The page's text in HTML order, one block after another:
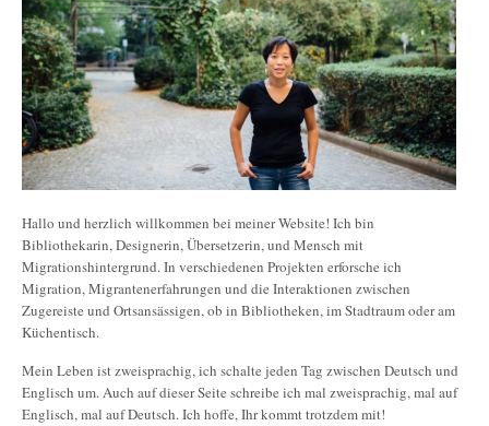
Hallo und herzlich willkommen bei meiner Website! Ich bin
Bibliothekarin, Designerin, Übersetzerin, und Mensch mit
Migrationshintergrund. In verschiedenen Projekten erforsche ich
Migration, Migrantenerfahrungen und die Interaktionen zwischen
Zugereiste und Ortsansässigen, ob in Bibliotheken, im Stadtraum oder am
Küchentisch.
Mein Leben ist zweisprachig, ich schalte jeden Tag zwischen Deutsch und
Englisch um. Auch auf dieser Seite schreibe ich mal zweisprachig, mal auf
Englisch, mal auf Deutsch. Ich hoffe, Ihr kommt trotzdem mit!